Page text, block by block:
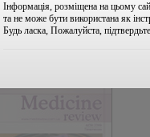
Інформація, розміщена на цьому
та не може бути використана як
Будь ласка, Пожалуйста,